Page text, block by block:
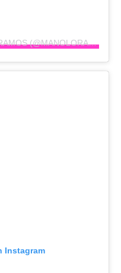
A POST SHARED BY MANOLO RAMOS (@MANOLORAMOSOFICIAL)
Instagram